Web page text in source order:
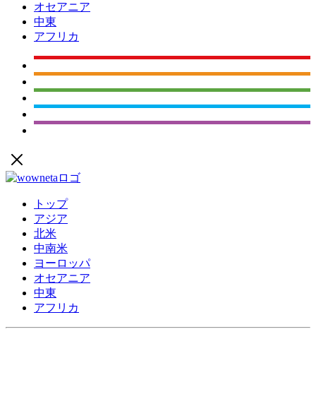
オセアニア
中東
アフリカ
トップ
アジア
北米
中南米
ヨーロッパ
オセアニア
中東
アフリカ